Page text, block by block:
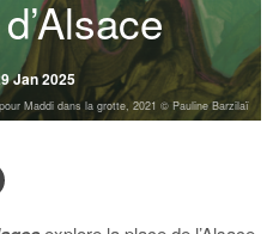
Jan 2025
Maddi dans la grotte, 2021 © Pauline Barzilaï